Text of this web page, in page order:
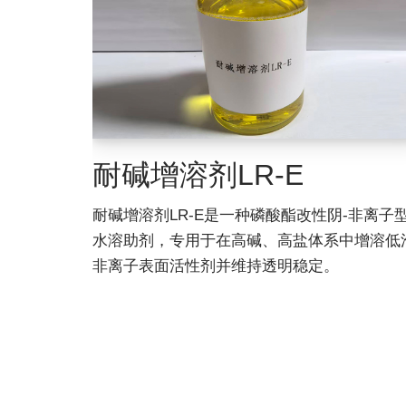
耐碱增溶剂LR-E
耐碱增溶剂LR-E是一种磷酸酯改性阴-非离子
水溶助剂，专用于在高碱、高盐体系中增溶低
非离子表面活性剂并维持透明稳定。